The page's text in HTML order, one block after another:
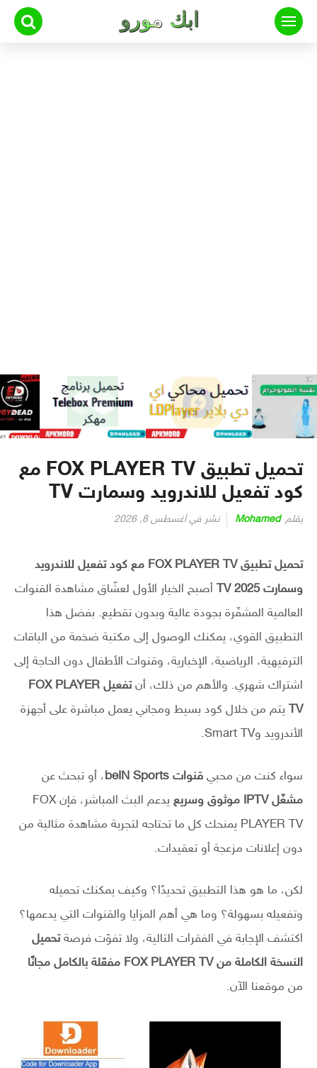
التجاوز
المحتوى
تحميل تطبيق FOX PLAYER TV مع
كود تفعيل للاندرويد وسمارت TV
بقلم Mohamed نشر في أغسطس 8, 2026
تحميل تطبيق FOX PLAYER TV مع كود تفعيل للاندرويد
وسمارت TV 2025
أصبح الخيار الأول لعشّاق مشاهدة القنوات
العالمية المشفّرة بجودة عالية وبدون تقطيع. بفضل هذا
التطبيق القوي، يمكنك الوصول إلى مكتبة ضخمة من الباقات
الترفيهية، الرياضية، الإخبارية، وقنوات الأطفال دون الحاجة إلى
اشتراك شهري. والأهم من ذلك، أن
تفعيل FOX PLAYER
TV يتم من خلال كود بسيط ومجاني يعمل مباشرة على أجهزة
الأندرويد وSmart TV.
سواء كنت من محبي قنوات beIN Sports
، أو تبحث عن
مشغّل IPTV موثوق وسريع
يدعم البث المباشر، فإن FOX
PLAYER TV يمنحك كل ما تحتاجه لتجربة مشاهدة مثالية من
دون إعلانات مزعجة أو تعقيدات.
لكن، ما هو هذا التطبيق تحديدًا؟ وكيف يمكنك تحميله
وتفعيله بسهولة؟ وما هي أهم المزايا والقنوات التي يدعمها؟
اكتشف الإجابة في الفقرات التالية، ولا تفوّت فرصةتحميل
النسخة الكاملة من FOX PLAYER TV مفعّلة بالكامل مجانًا
من موقعنا الآن.